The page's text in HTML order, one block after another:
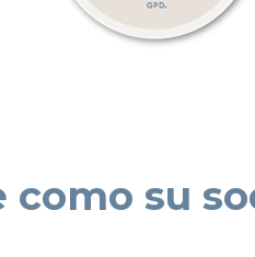
su